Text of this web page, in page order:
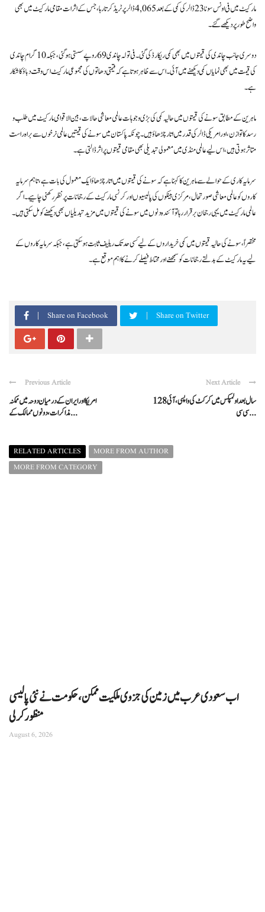
مارکیٹ میں فی اونس سونا 23 ڈالر کی کمی کے بعد 4,065 ڈالر پر ٹریڈ کرتا رہا، جس کے اثرات مقامی مارکیٹ میں بھی
واضح طور پر دیکھے گئے۔
دوسری جانب چاندی کی قیمتوں میں بھی کمی ریکارڈ کی گئی۔ فی تولہ چاندی 69 روپے سستی ہو گئی، جبکہ 10 گرام چاندی
کی قیمت میں بھی نمایاں کمی دیکھنے میں آئی۔ اس سے ظاہر ہوتا ہے کہ قیمتی دھاتوں کی مجموعی مارکیٹ اس وقت دباؤ کا شکار
ہے۔
ماہرین کے مطابق سونے کی قیمتوں میں حالیہ کمی کی بڑی وجوہات عالمی معاشی حالات، بین الاقوامی مارکیٹ میں طلب و
رسد کا توازن، اور امریکی ڈالر کی قدر میں اتار چڑھاؤ ہیں۔ چونکہ پاکستان میں سونے کی قیمتیں عالمی نرخوں سے براہ راست
متاثر ہوتی ہیں، اس لیے عالمی منڈی میں معمولی تبدیلی بھی مقامی قیمتوں پر اثر ڈالتی ہے۔
سرمایہ کاری کے حوالے سے ماہرین کا کہنا ہے کہ سونے کی قیمتوں میں اتار چڑھاؤ ایک معمول کی بات ہے، تاہم سرمایہ
کاروں کو عالمی معاشی صورتحال، مرکزی بینکوں کی پالیسیوں اور کرنسی مارکیٹ کے رجحانات پر نظر رکھنی چاہیے۔ اگر
عالمی مارکیٹ میں یہی رجحان برقرار رہا تو آئندہ دنوں میں سونے کی قیمتوں میں مزید تبدیلیاں بھی دیکھنے کو مل سکتی ہیں۔
مختصراً، سونے کی حالیہ قیمتوں میں کمی خریداروں کے لیے کسی حد تک ریلیف ثابت ہو سکتی ہے، جبکہ سرمایہ کاروں کے
لیے یہ مارکیٹ کے بدلتے رجحانات کو سمجھنے اور محتاط فیصلے کرنے کا اہم موقع ہے۔
Share on Facebook Share on Twitter
Previous Article
امریکا اور ایران کے درمیان دوحہ میں ممکنہ
مذاکرات، دونوں ممالک کے ...
Next Article
128 سال بعد اولمپکس میں کرکٹ کی واپسی، آئی
سی سی ...
RELATED ARTICLES
MORE FROM AUTHOR
MORE FROM CATEGORY
اب سعودی عرب میں زمین کی جزوی ملکیت ممکن، حکومت نے نئی پالیسی
منظور کرلی
August 6, 2026